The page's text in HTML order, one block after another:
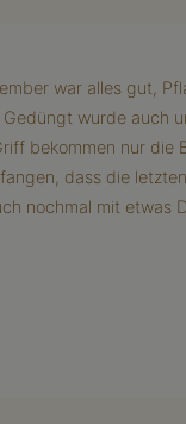
war alles gut,
wurde auch
bekommen nur
dass die
nochmal mit etwas